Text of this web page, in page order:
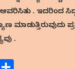
ಆವರಿಸಿತು . ಇದರಿಂದ
.